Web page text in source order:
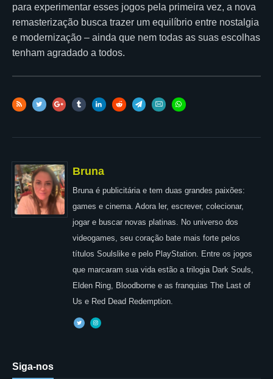
para experimentar esses jogos pela primeira vez, a nova
remasterização busca trazer um equilíbrio entre nostalgia
e modernização – ainda que nem todas as suas escolhas
tenham agradado a todos.
Bruna
Bruna é publicitária e tem duas grandes paixões:
games e cinema. Adora ler, escrever, colecionar,
jogar e buscar novas platinas. No universo dos
videogames, seu coração bate mais forte pelos
títulos Soulslike e pelo PlayStation. Entre os jogos
que marcaram sua vida estão a trilogia Dark Souls,
Elden Ring, Bloodborne e as franquias The Last of
Us e Red Dead Redemption.
Siga-nos